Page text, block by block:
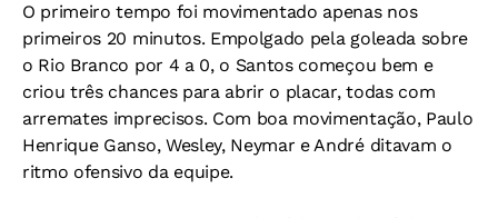
O primeiro tempo foi movimentado apenas nos
primeiros 20 minutos. Empolgado pela goleada sobre
o Rio Branco por 4 a 0, o Santos começou bem e
criou três chances para abrir o placar, todas com
arremates imprecisos. Com boa movimentação, Paulo
Henrique Ganso, Wesley, Neymar e André ditavam o
ritmo ofensivo da equipe.